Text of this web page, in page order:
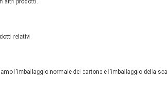
altri prodotti.
relativi
l'imballaggio normale del cartone e l'imballaggio della